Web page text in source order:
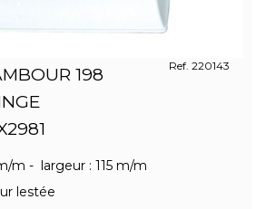
198
Ref. 220143
m - largeur : 115 m/m
lestée